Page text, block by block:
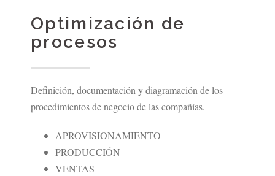
Optimización de
procesos
Definición, documentación y diagramación de los
procedimientos de negocio de las compañías.
APROVISIONAMIENTO
PRODUCCIÓN
VENTAS